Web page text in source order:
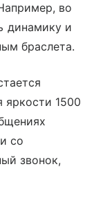
во
динамику и
браслета.
яркости 1500
со
звонок,